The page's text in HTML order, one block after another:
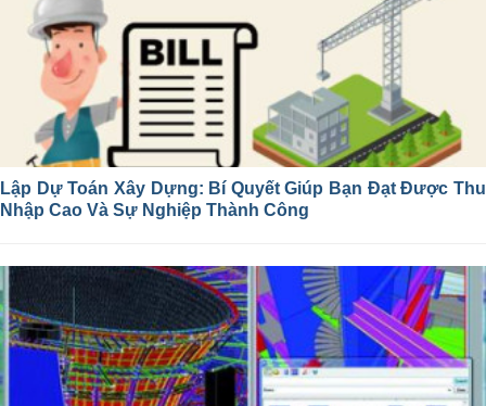
Lập Dự Toán Xây Dựng: Bí Quyết Giúp Bạn Đạt Được Thu
Nhập Cao Và Sự Nghiệp Thành Công